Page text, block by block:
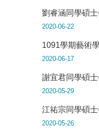
劉睿涵同學碩
2020-06-22
1091學期藝術
2020-06-17
謝宜君同學碩
2020-05-29
江祐宗同學碩
2020-05-26